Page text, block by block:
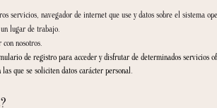
(Girona)
de contacto interna como coordinador de la